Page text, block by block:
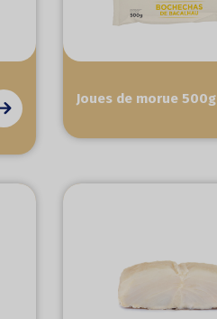
Joues de morue 500g